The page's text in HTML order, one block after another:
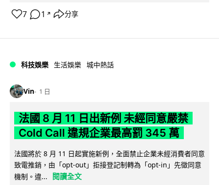
7 1 ↗ 分享
科技娛樂 生活娛樂 城中熱話
Vin 1 日
法國 8 月 11 日出新例 未經同意嚴禁
Cold Call 違規企業最高罰 345 萬
法國將於 8 月 11 日起實施新例，全面禁止企業未經消費者同意
致電推銷，由「opt-out」拒接登記制轉為「opt-in」先徵同意
機制。違...
閱讀全文